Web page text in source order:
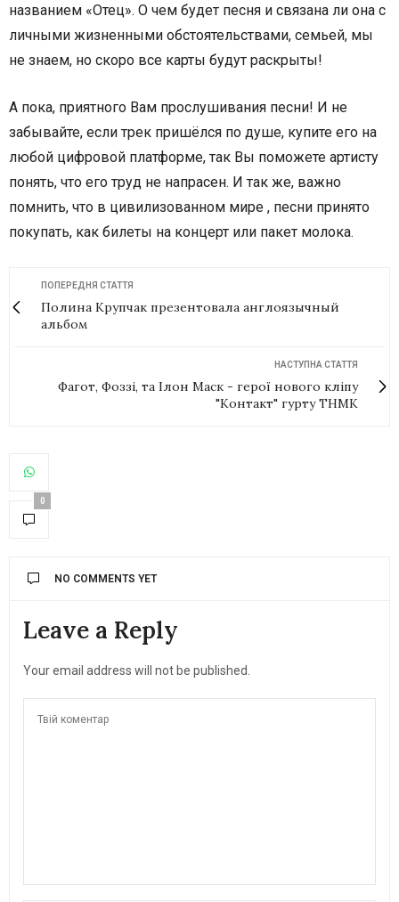
названием «Отец». О чем будет песня и связана ли она с
личными жизненными обстоятельствами, семьей, мы
не знаем, но скоро все карты будут раскрыты!
А пока, приятного Вам прослушивания песни! И не
забывайте, если трек пришёлся по душе, купите его на
любой цифровой платформе, так Вы поможете артисту
понять, что его труд не напрасен. И так же, важно
помнить, что в цивилизованном мире , песни принято
покупать, как билеты на концерт или пакет молока.
ПОПЕРЕДНЯ СТАТТЯ
Полина Крупчак презентовала англоязычный
альбом
НАСТУПНА СТАТТЯ
Фагот, Фоззі, та Ілон Маск - герої нового кліпу
"Контакт" гурту ТНМК
0
NO COMMENTS YET
Leave a Reply
Your email address will not be published.